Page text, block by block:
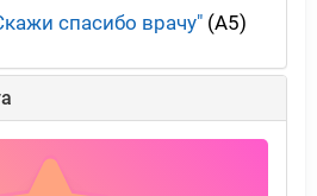
спасибо врачу" (А5)